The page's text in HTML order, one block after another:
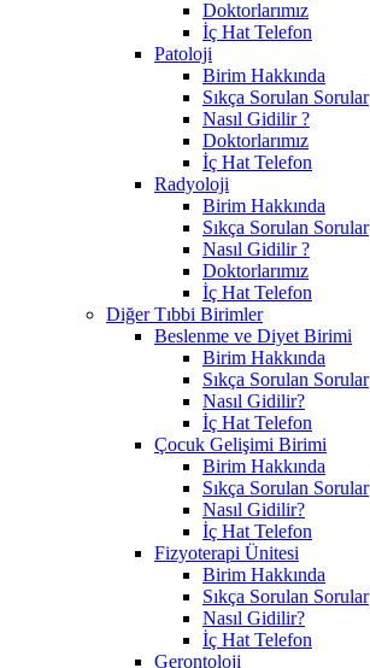
Doktorlarımız
İç Hat Telefon
Patoloji
Birim Hakkında
Sıkça Sorulan Sorular
Nasıl Gidilir ?
Doktorlarımız
İç Hat Telefon
Radyoloji
Birim Hakkında
Sıkça Sorulan Sorular
Nasıl Gidilir ?
Doktorlarımız
İç Hat Telefon
Diğer Tıbbi Birimler
Beslenme ve Diyet Birimi
Birim Hakkında
Sıkça Sorulan Sorular
Nasıl Gidilir?
İç Hat Telefon
Çocuk Gelişimi Birimi
Birim Hakkında
Sıkça Sorulan Sorular
Nasıl Gidilir?
İç Hat Telefon
Fizyoterapi Ünitesi
Birim Hakkında
Sıkça Sorulan Sorular
Nasıl Gidilir?
İç Hat Telefon
Gerontoloji